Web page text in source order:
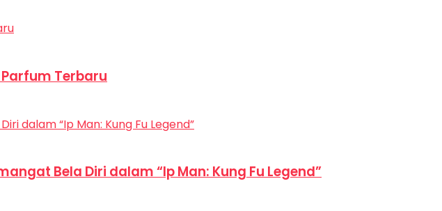
Terbaru
Bela Diri dalam “Ip Man: Kung Fu Legend”